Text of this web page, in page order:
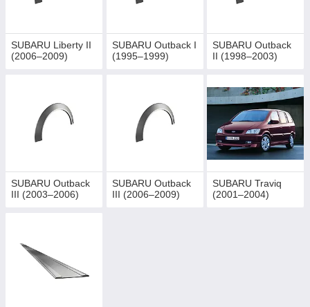
SUBARU Liberty II
(2006–2009)
SUBARU Outback I
(1995–1999)
SUBARU Outback
II (1998–2003)
SUBARU Outback
III (2003–2006)
SUBARU Outback
III (2006–2009)
SUBARU Traviq
(2001–2004)